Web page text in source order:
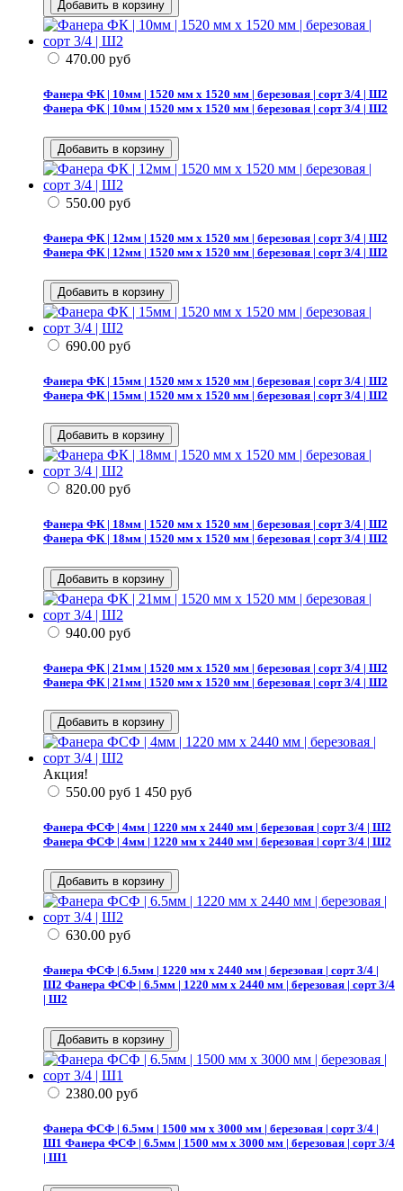
470.00 руб
Фанера ФК | 10мм | 1520 мм х 1520 мм | березовая | сорт 3/4 | Ш2
Фанера ФК | 10мм | 1520 мм х 1520 мм | березовая | сорт 3/4 | Ш2
550.00 руб
Фанера ФК | 12мм | 1520 мм х 1520 мм | березовая | сорт 3/4 | Ш2
Фанера ФК | 12мм | 1520 мм х 1520 мм | березовая | сорт 3/4 | Ш2
690.00 руб
Фанера ФК | 15мм | 1520 мм х 1520 мм | березовая | сорт 3/4 | Ш2
Фанера ФК | 15мм | 1520 мм х 1520 мм | березовая | сорт 3/4 | Ш2
820.00 руб
Фанера ФК | 18мм | 1520 мм х 1520 мм | березовая | сорт 3/4 | Ш2
Фанера ФК | 18мм | 1520 мм х 1520 мм | березовая | сорт 3/4 | Ш2
940.00 руб
Фанера ФК | 21мм | 1520 мм х 1520 мм | березовая | сорт 3/4 | Ш2
Фанера ФК | 21мм | 1520 мм х 1520 мм | березовая | сорт 3/4 | Ш2
Акция!
550.00 руб 1 450 руб
Фанера ФСФ | 4мм | 1220 мм х 2440 мм | березовая | сорт 3/4 | Ш2
Фанера ФСФ | 4мм | 1220 мм х 2440 мм | березовая | сорт 3/4 | Ш2
630.00 руб
Фанера ФСФ | 6.5мм | 1220 мм х 2440 мм | березовая | сорт 3/4 |
Ш2 Фанера ФСФ | 6.5мм | 1220 мм х 2440 мм | березовая | сорт 3/4
| Ш2
2380.00 руб
Фанера ФСФ | 6.5мм | 1500 мм х 3000 мм | березовая | сорт 3/4 |
Ш1 Фанера ФСФ | 6.5мм | 1500 мм х 3000 мм | березовая | сорт 3/4
| Ш1